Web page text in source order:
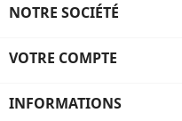
NOTRE SOCIÉTÉ
VOTRE COMPTE
INFORMATIONS